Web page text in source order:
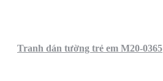
Tranh dán tường trẻ em M20-0365